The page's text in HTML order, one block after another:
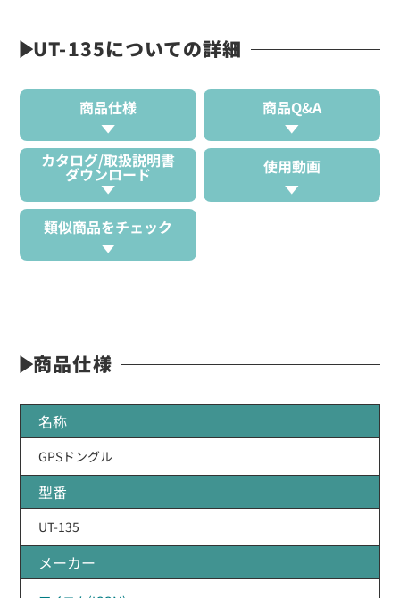
UT-135についての詳細
商品仕様 商品Q&A
カタログ/取扱説明書
ダウンロード 使用動画
類似商品をチェック
商品仕様
名称
GPSドングル
型番
UT-135
メーカー